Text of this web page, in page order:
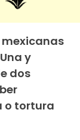
mexicanas
y
dos
o tortura